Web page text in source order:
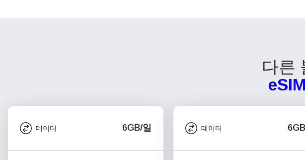
다른
데이터 6GB/일 데이터